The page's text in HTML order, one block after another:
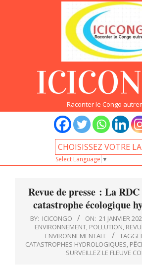
Raconter le Congo
CHOISISSEZ VOTRE
Select Language ▼
Revue de presse : La
catastrophe écologique
BY: ICICONGO ON: 21 JANVIER
ENVIRONNEMENT, POLLUTION,
ENVIRONNEMENTALE
CATASTROPHES HYDROLOGIQUES,
SURVEILLEZ LE FLEUVE